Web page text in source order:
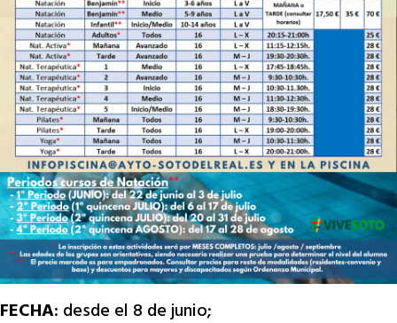
FECHA: desde el 8 de junio;